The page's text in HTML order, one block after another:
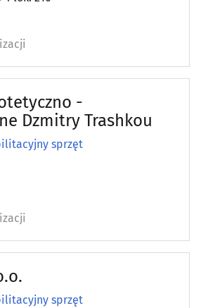
(3)
(5)
-
Dzmitry Trashkou
sprzęt
sprzęt